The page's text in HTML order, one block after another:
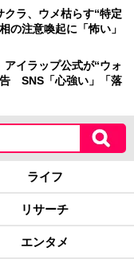
ラ、ウメ枯らす“特定
注意喚起に「怖い」
アイラップ公式が“ウォ
SNS「心強い」「落
ライフ
リサーチ
エンタメ